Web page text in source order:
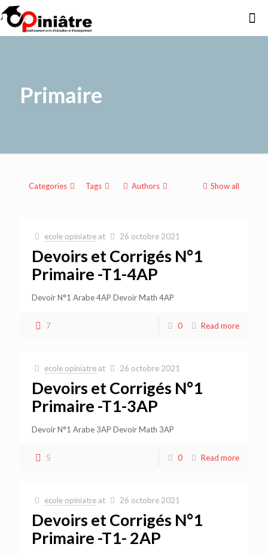
Primaire
Categories Tags Authors Show all
ecole opiniatre at 26 octobre 2021
Devoirs et Corrigés N°1
Primaire -T1-4AP
Devoir N°1 Arabe 4AP Devoir Math 4AP
7 0 Read more
ecole opiniatre at 26 octobre 2021
Devoirs et Corrigés N°1
Primaire -T1-3AP
Devoir N°1 Arabe 3AP Devoir Math 3AP
5 0 Read more
ecole opiniatre at 26 octobre 2021
Devoirs et Corrigés N°1
Primaire -T1- 2AP